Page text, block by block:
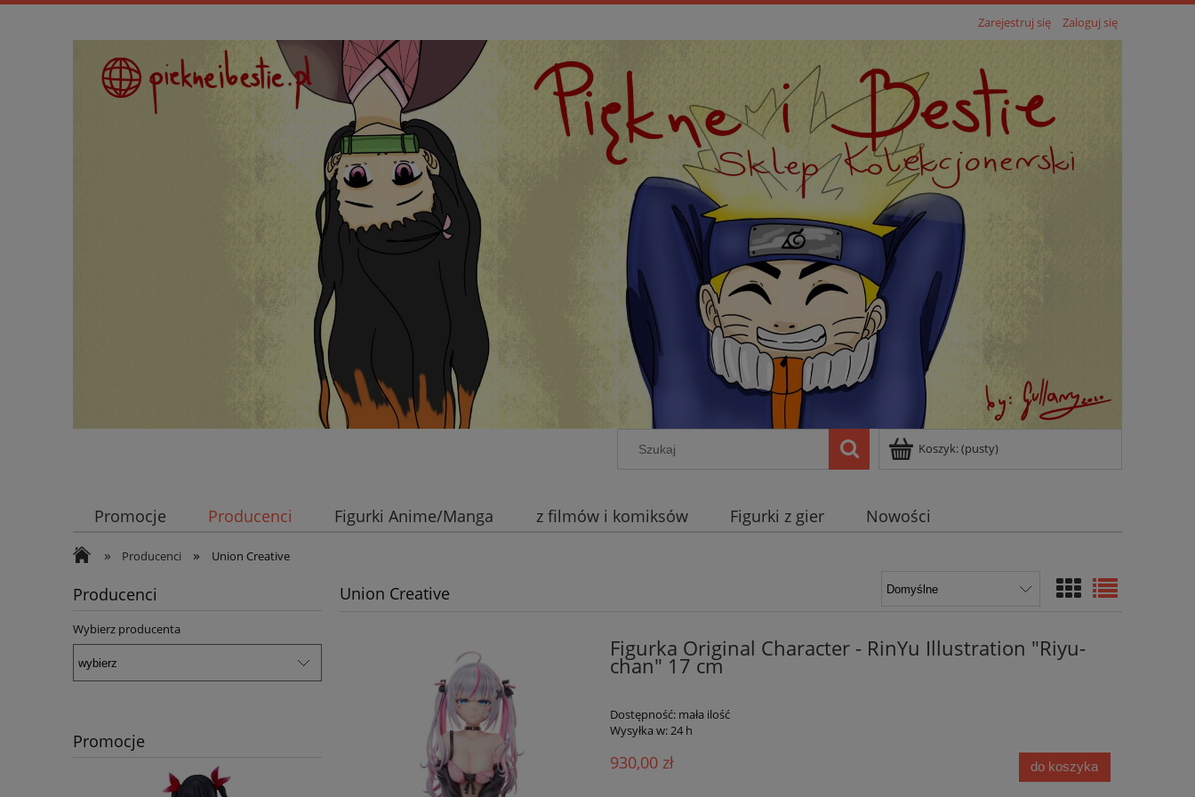
Zarejestruj się Zaloguj się
Koszyk:(pusty)
Promocje Producenci Figurki Anime/Manga z filmów i komiksów Figurki z gier Nowości
» Producenci » Union Creative
Producenci
Wybierz producenta
Promocje
Union Creative
Figurka Original Character - RinYu Illustration "Riyu-
chan" 17 cm
Dostępność: mała ilość
Wysyłka w:24 h
930,00 zł do koszyka